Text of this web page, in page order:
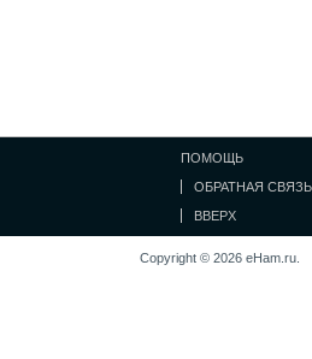
ПОМОЩЬ
ОБРАТНАЯ СВЯЗЬ
ВВЕРХ
Copyright © 2026 eHam.ru.